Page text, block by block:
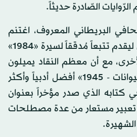
الصّادرة حديثاً.
البريطاني المعروف، اغتنم
سبعينية غياب أورويل ليقدم تتبعاً مُدققاً لسيرة «1984»
مع أن معظم النقاد يميلون
إلى اعتبار «مزرعة الحيوانات - 1945» أفضل أدبياً وأكثر
كتابه الذي صدر مؤخراً بعنوان
تعبير مستعار من عدة مصطلحات
الشهيرة.